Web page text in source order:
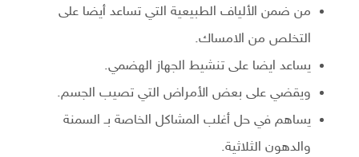
من ضمن الألياف الطبيعية التي تساعد أيضا على
التخلص من الامساك.
يساعد ايضا على تنشيط الجهاز الهضمي.
ويقضي على بعض الأمراض التي تصيب الجسم.
يساهم في حل أغلب المشاكل الخاصة بـ السمنة
والدهون الثلاثية.